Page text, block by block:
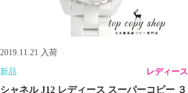
2019.11.21 入荷
新品 レディース
シャネル J12 レディース スーパーコピー ３